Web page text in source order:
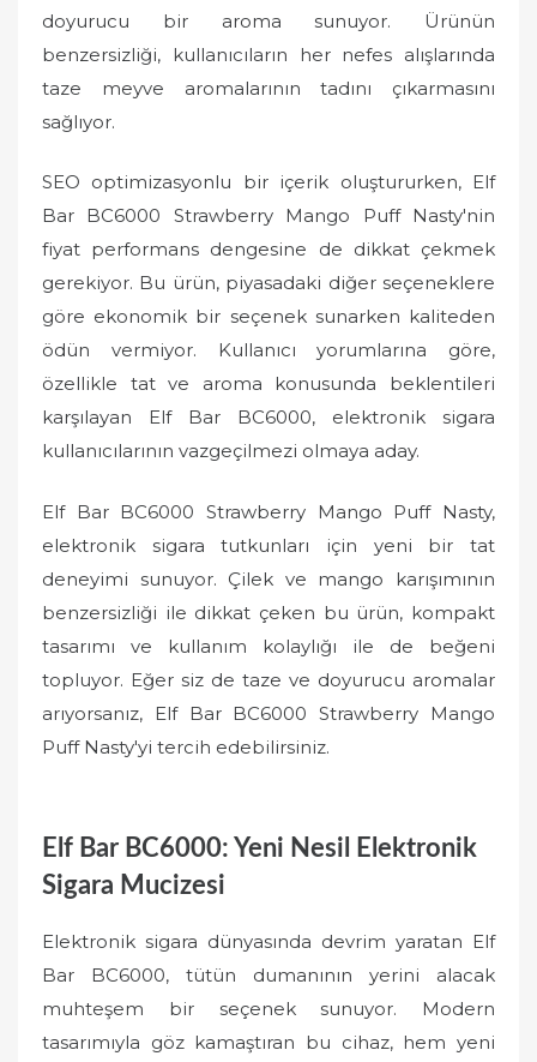
doyurucu bir aroma sunuyor. Ürünün
benzersizliği, kullanıcıların her nefes alışlarında
taze meyve aromalarının tadını çıkarmasını
sağlıyor.
SEO optimizasyonlu bir içerik oluştururken, Elf
Bar BC6000 Strawberry Mango Puff Nasty'nin
fiyat performans dengesine de dikkat çekmek
gerekiyor. Bu ürün, piyasadaki diğer seçeneklere
göre ekonomik bir seçenek sunarken kaliteden
ödün vermiyor. Kullanıcı yorumlarına göre,
özellikle tat ve aroma konusunda beklentileri
karşılayan Elf Bar BC6000, elektronik sigara
kullanıcılarının vazgeçilmezi olmaya aday.
Elf Bar BC6000 Strawberry Mango Puff Nasty,
elektronik sigara tutkunları için yeni bir tat
deneyimi sunuyor. Çilek ve mango karışımının
benzersizliği ile dikkat çeken bu ürün, kompakt
tasarımı ve kullanım kolaylığı ile de beğeni
topluyor. Eğer siz de taze ve doyurucu aromalar
arıyorsanız, Elf Bar BC6000 Strawberry Mango
Puff Nasty'yi tercih edebilirsiniz.
Elf Bar BC6000: Yeni Nesil Elektronik
Sigara Mucizesi
Elektronik sigara dünyasında devrim yaratan Elf
Bar BC6000, tütün dumanının yerini alacak
muhteşem bir seçenek sunuyor. Modern
tasarımıyla göz kamaştıran bu cihaz, hem yeni